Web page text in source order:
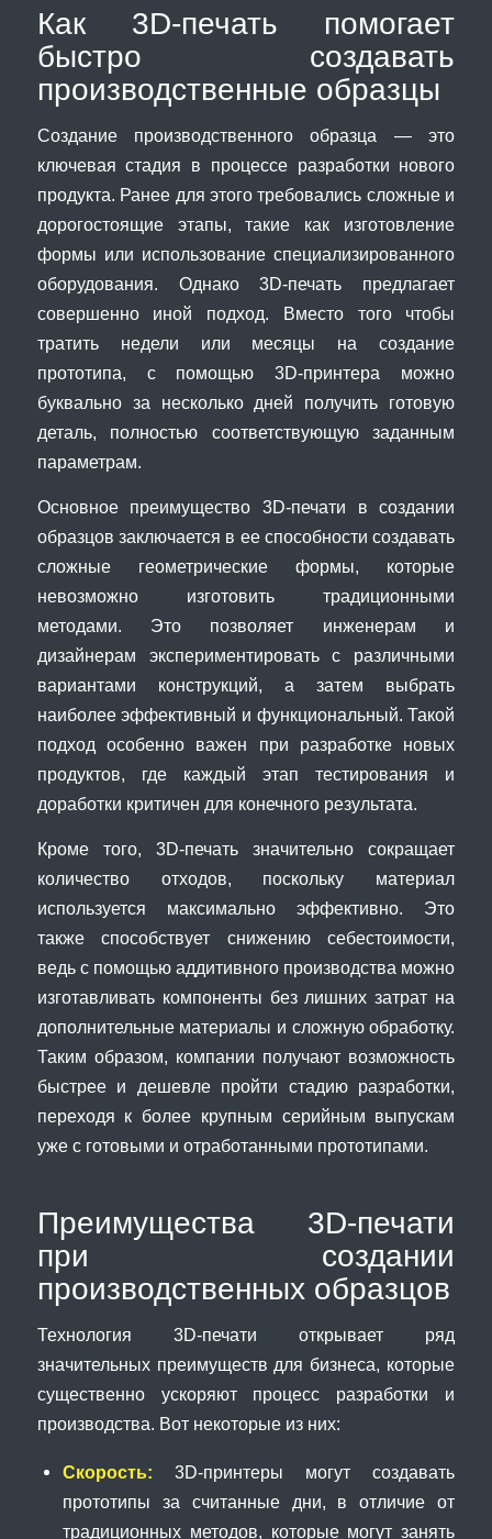
Как 3D-печать помогает
быстро создавать
производственные образцы
Создание производственного образца — это
ключевая стадия в процессе разработки нового
продукта. Ранее для этого требовались сложные и
дорогостоящие этапы, такие как изготовление
формы или использование специализированного
оборудования. Однако 3D-печать предлагает
совершенно иной подход. Вместо того чтобы
тратить недели или месяцы на создание
прототипа, с помощью 3D-принтера можно
буквально за несколько дней получить готовую
деталь, полностью соответствующую заданным
параметрам.
Основное преимущество 3D-печати в создании
образцов заключается в ее способности создавать
сложные геометрические формы, которые
невозможно изготовить традиционными
методами. Это позволяет инженерам и
дизайнерам экспериментировать с различными
вариантами конструкций, а затем выбрать
наиболее эффективный и функциональный. Такой
подход особенно важен при разработке новых
продуктов, где каждый этап тестирования и
доработки критичен для конечного результата.
Кроме того, 3D-печать значительно сокращает
количество отходов, поскольку материал
используется максимально эффективно. Это
также способствует снижению себестоимости,
ведь с помощью аддитивного производства можно
изготавливать компоненты без лишних затрат на
дополнительные материалы и сложную обработку.
Таким образом, компании получают возможность
быстрее и дешевле пройти стадию разработки,
переходя к более крупным серийным выпускам
уже с готовыми и отработанными прототипами.
Преимущества 3D-печати
при создании
производственных образцов
Технология 3D-печати открывает ряд
значительных преимуществ для бизнеса, которые
существенно ускоряют процесс разработки и
производства. Вот некоторые из них:
Скорость: 3D-принтеры могут создавать
прототипы за считанные дни, в отличие от
традиционных методов, которые могут занять